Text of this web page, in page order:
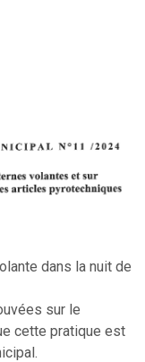
dans la nuit de
sur le
cette pratique est